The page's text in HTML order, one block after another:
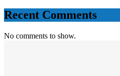
Recent Comments
No comments to show.